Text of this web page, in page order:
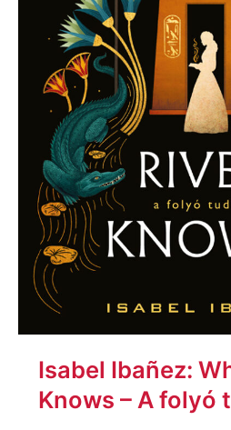
Isabel Ibañez:
Knows – A folyó